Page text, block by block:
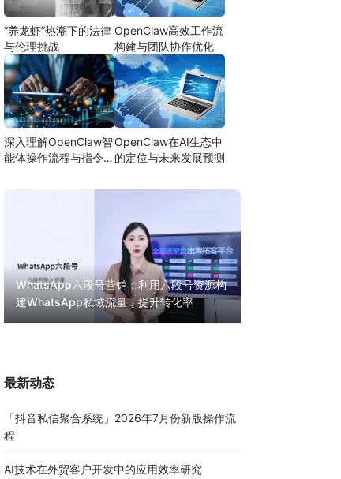
“养龙虾”热潮下的法律
与伦理挑战
OpenClaw高效工作流
构建与团队协作优化
深入理解OpenClaw智
能体操作流程与指令设
OpenClaw在AI生态中
的定位与未来发展预测
WhatsApp六段号营销：利用六段号资源构
建WhatsApp私域流量，提升转化率
最新动态
「抖音私信聚合系统」2026年7月份新版操作流
程
AI技术在外贸客户开发中的应用效率研究